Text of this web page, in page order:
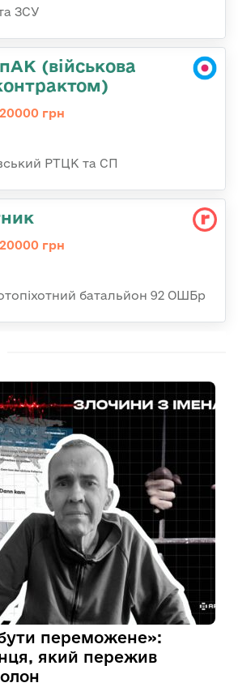
ЗСУ
(військова
грн
РТЦК та СП
грн
батальйон 92 ОШБр
переможене»:
який пережив